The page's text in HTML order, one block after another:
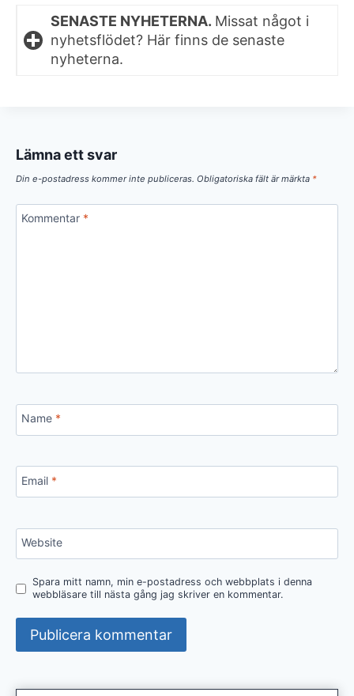
SENASTE NYHETERNA. Missat något i
nyhetsflödet? Här finns de senaste
nyheterna.
Lämna ett svar
Din e-postadress kommer inte publiceras. Obligatoriska fält är märkta *
Kommentar *
Name *
Email *
Website
Spara mitt namn, min e-postadress och webbplats i denna
webbläsare till nästa gång jag skriver en kommentar.